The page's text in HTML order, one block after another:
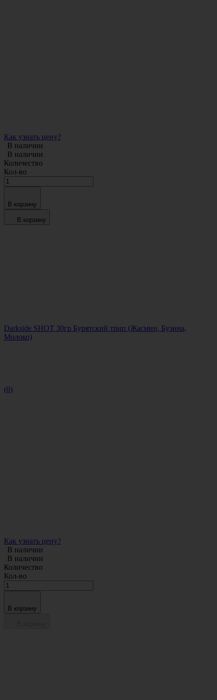
Как узнать цену?
В наличии
В наличии
Количество
Кол-во
В корзину
В корзину
Darkside SHOT 30гр Бурятский трип (Жасмин, Бузина,
Молоко)
(0)
Как узнать цену?
В наличии
В наличии
Количество
Кол-во
В корзину